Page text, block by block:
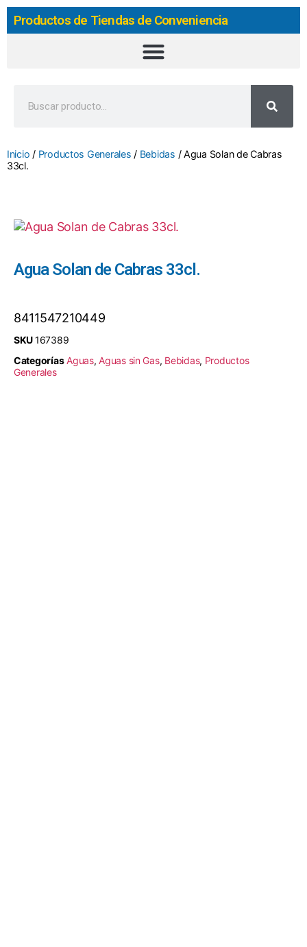
Productos de Tiendas de Conveniencia
Inicio / Productos Generales / Bebidas / Agua Solan de Cabras
33cl.
Agua Solan de Cabras 33cl.
8411547210449
SKU167389
Categorías Aguas,Aguas sin Gas, Bebidas, Productos
Generales